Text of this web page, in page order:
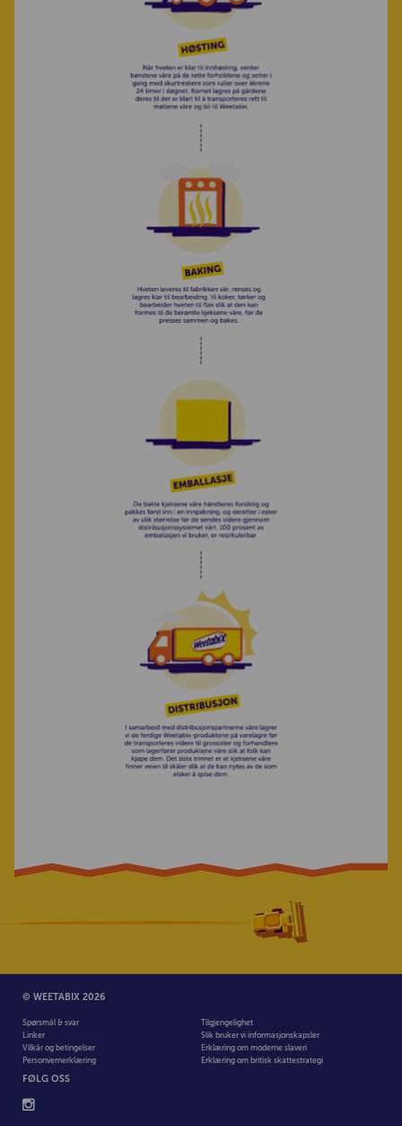
© WEETABIX 2026
Spørsmål & svar
Linker
Vilkår og betingelser
Personvernerklæring
Tilgjengelighet
Slik bruker vi informasjonskapsler
Erklæring om moderne slaveri
Erklæring om britisk skattestrategi
FØLG OSS